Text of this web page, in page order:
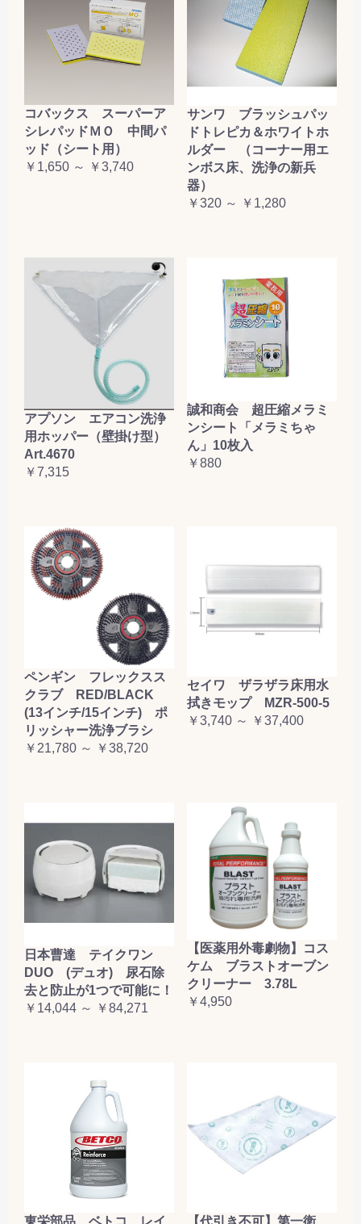
コバックス スーパーア
シレパッドＭＯ 中間パ
ッド（シート用）
￥1,650 ～ ￥3,740
サンワ ブラッシュパッ
ドトレピカ＆ホワイトホ
ルダー （コーナー用エ
ンボス床、洗浄の新兵
器）
￥320 ～ ￥1,280
アプソン エアコン洗浄
用ホッパー（壁掛け型）
Art.4670
￥7,315
誠和商会 超圧縮メラミ
ンシート「メラミちゃ
ん」10枚入
￥880
ペンギン フレックスス
クラブ RED/BLACK
(13インチ/15インチ) ポ
リッシャー洗浄ブラシ
￥21,780 ～ ￥38,720
セイワ ザラザラ床用水
拭きモップ MZR-500-5
￥3,740 ～ ￥37,400
日本曹達 テイクワン
DUO (デュオ) 尿石除
去と防止が1つで可能に！
￥14,044 ～ ￥84,271
【医薬用外毒劇物】コス
ケム ブラストオーブン
クリーナー 3.78L
￥4,950